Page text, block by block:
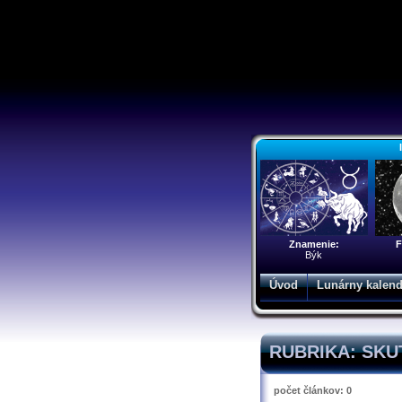
Znamenie:
Býk
Úvod Lunárny
RUBRIKA:
počet článkov: 0